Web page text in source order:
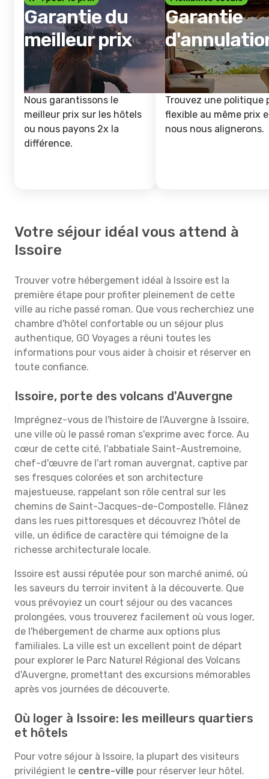
Garantie du
meilleur prix
Nous garantissons le
meilleur prix sur les hôtels
ou nous payons 2x la
différence.
Garantie
Trouvez une politique
flexible au même prix
nous nous alignerons.
Votre séjour idéal vous attend à
Issoire
Trouver votre hébergement idéal à Issoire est la
première étape pour profiter pleinement de cette
ville au riche passé roman. Que vous recherchiez une
chambre d'hôtel confortable ou un séjour plus
authentique, GO Voyages a réuni toutes les
informations pour vous aider à choisir et réserver en
toute confiance.
Issoire, porte des volcans d'Auvergne
Imprégnez-vous de l'histoire de l'Auvergne à Issoire,
une ville où le passé roman s'exprime avec force. Au
cœur de cette cité, l'abbatiale Saint-Austremoine,
chef-d'œuvre de l'art roman auvergnat, captive par
ses fresques colorées et son architecture
majestueuse, rappelant son rôle central sur les
chemins de Saint-Jacques-de-Compostelle. Flânez
dans les rues pittoresques et découvrez l'hôtel de
ville, un édifice de caractère qui témoigne de la
richesse architecturale locale.
Issoire est aussi réputée pour son marché animé, où
les saveurs du terroir invitent à la découverte. Que
vous prévoyiez un court séjour ou des vacances
prolongées, vous trouverez facilement où vous loger,
de l'hébergement de charme aux options plus
familiales. La ville est un excellent point de départ
pour explorer le Parc Naturel Régional des Volcans
d'Auvergne, promettant des excursions mémorables
après vos journées de découverte.
Où loger à Issoire: les meilleurs quartiers
et hôtels
Pour votre séjour à Issoire, la plupart des visiteurs
privilégient le centre-ville pour réserver leur hôtel.